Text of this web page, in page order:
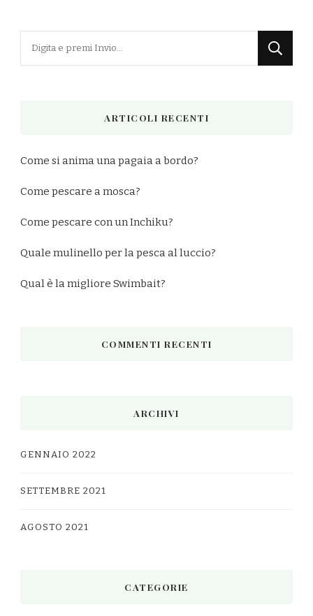
Cerchi
ARTICOLI RECENTI
Come si anima una pagaia a bordo?
Come pescare a mosca?
Come pescare con un Inchiku?
Quale mulinello per la pesca al luccio?
Qual è la migliore Swimbait?
COMMENTI RECENTI
ARCHIVI
GENNAIO 2022
SETTEMBRE 2021
AGOSTO 2021
CATEGORIE